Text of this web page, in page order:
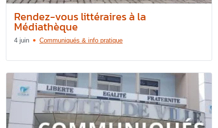
Rendez-vous littéraires à la
Médiathèque
4 juin Communiqués & info pratique